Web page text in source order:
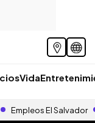
Vida
Empleos El Salvador